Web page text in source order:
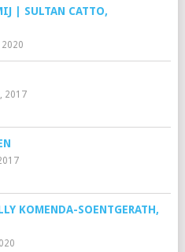
| SULTAN CATTO,
2017
KOMENDA-SOENTGERATH,